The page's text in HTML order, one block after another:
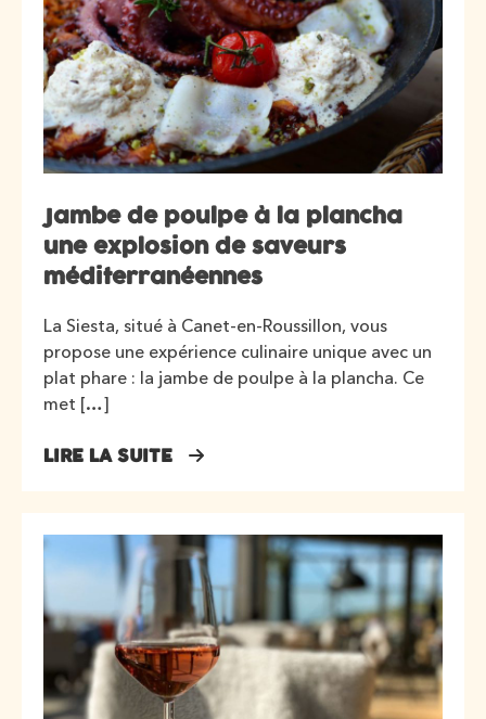
Jambe de poulpe à la plancha
une explosion de saveurs
méditerranéennes
La Siesta, situé à Canet-en-Roussillon, vous
propose une expérience culinaire unique avec un
plat phare : la jambe de poulpe à la plancha. Ce
met […]
LIRE LA SUITE